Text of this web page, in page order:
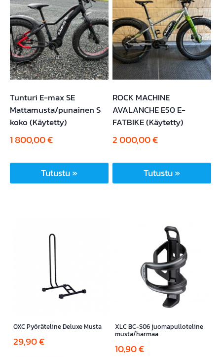
useampi
muunnelma.
Voit
tehdä
valinnat
tuotteen
sivulla.
useampi
muunnelma.
Voit
tehdä
valinnat
tuotteen
sivulla.
Tunturi E-max SE
Mattamusta/punainen S
koko (Käytetty)
1 800,00€
Tutustu »
ROCK MACHINE
AVALANCHE E50 E-
FATBIKE (Käytetty)
2 000,00€
Tutustu »
valinnat
OXC Pyöräteline Deluxe Musta
29,90€
XLC BC-S06 juomapulloteline
musta/harmaa
10,90€